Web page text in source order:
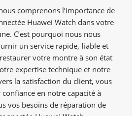
comprenons l’importance de
Huawei Watch dans votre
C’est pourquoi nous nous
un service rapide, fiable et
votre montre à son état
expertise technique et notre
la satisfaction du client, vous
en notre capacité à
vos besoins de réparation de